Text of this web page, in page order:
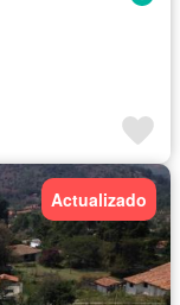
Actualizado